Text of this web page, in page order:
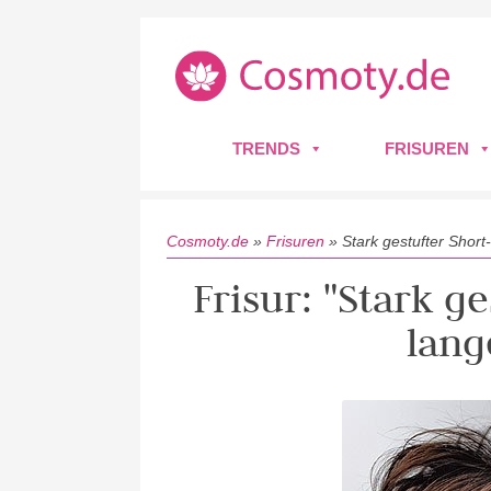
TRENDS FRISUREN
Cosmoty.de » Frisuren » Stark gestufter
Frisur: "Stark